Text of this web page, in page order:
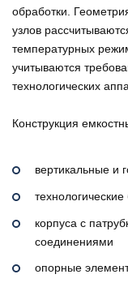
обработки.
узлов
температурных
учитываются
технологических
Конструкция
вертикальные и
корпуса с
соединениями
опорные